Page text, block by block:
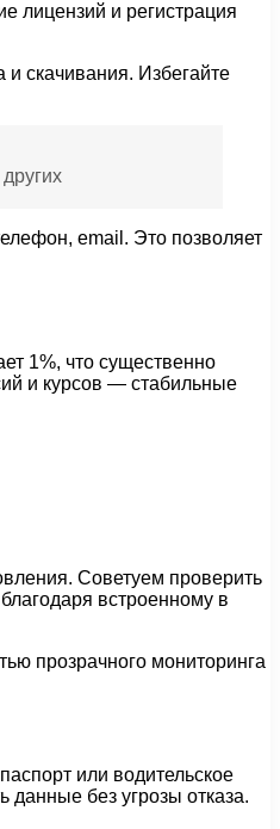
лицензий и регистрация
скачивания. Избегайте
email. Это позволяет
1%, что существенно
и курсов — стабильные
Советуем проверить
встроенному в
прозрачного мониторинга
или водительское
данные без угрозы отказа.